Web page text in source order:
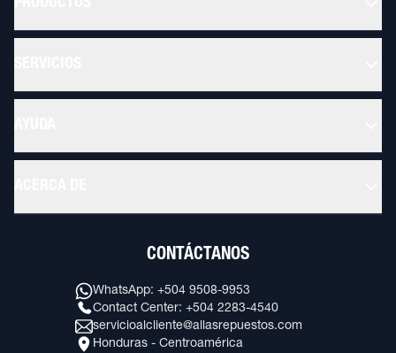
CONTÁCTANOS
WhatsApp: +504 9508-9953
Contact Center: +504 2283-4540
servicioalcliente@allasrepuestos.com
Honduras - Centroamérica